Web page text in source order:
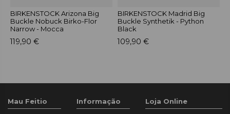
BIRKENSTOCK Arizona Big
Buckle Nobuck Birko-Flor
Narrow - Mocca
119,90 €
BIRKENSTOCK Madrid Big
Buckle Synthetik - Python
Black
109,90 €
Mau Feitio Informação Loja Online